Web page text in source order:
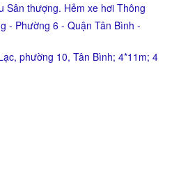
Sân thượng. Hẻm xe hơi Thông
- Phường 6 - Quận Tân Bình -
phường 10, Tân Bình; 4*11m; 4